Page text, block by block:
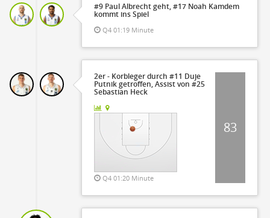
#9 Paul Albrecht geht, #17 Noah Kamdem
kommt ins Spiel
Q4 01:19 Minute
2er - Korbleger durch #11 Duje
Putnik getroffen, Assist von #25
Sebastian Heck
Q4 01:20 Minute
83